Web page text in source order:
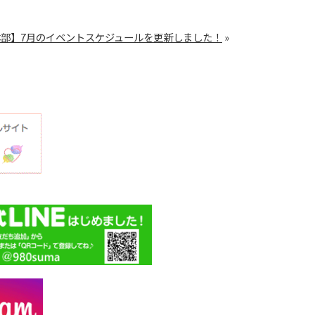
】7月のイベントスケジュールを更新しました！ »